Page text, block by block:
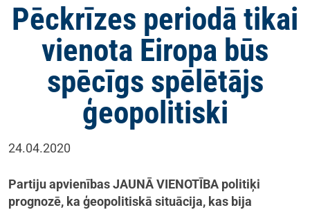
Pēckrīzes periodā tikai
vienota Eiropa būs
spēcīgs spēlētājs
ģeopolitiski
24.04.2020
Partiju apvienības JAUNĀ VIENOTĪBA politiķi
prognozē, ka ģeopolitiskā situācija, kas bija